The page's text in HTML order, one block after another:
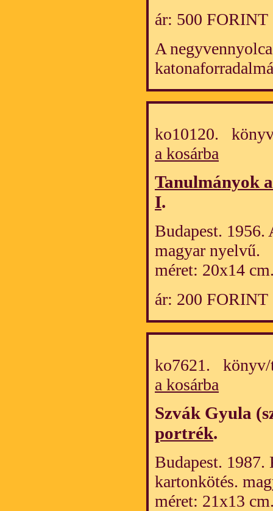
ár: 500 FORINT
A
ko10120.
a kosárba
Tanulmányok
I.
Budapest. 1956.
magyar nyelvű.
méret: 20x14
ár: 200 FORINT
ko7621. könyv/
a kosárba
Szvák Gyula
portrék.
Budapest. 1987.
kartonkötés.
méret: 21x13